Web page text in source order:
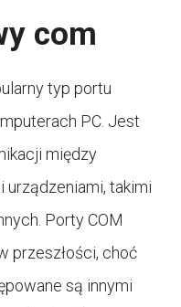
com
typ portu
PC. Jest
między
urządzeniami, takimi
Porty COM
przeszłości, choć
są innymi